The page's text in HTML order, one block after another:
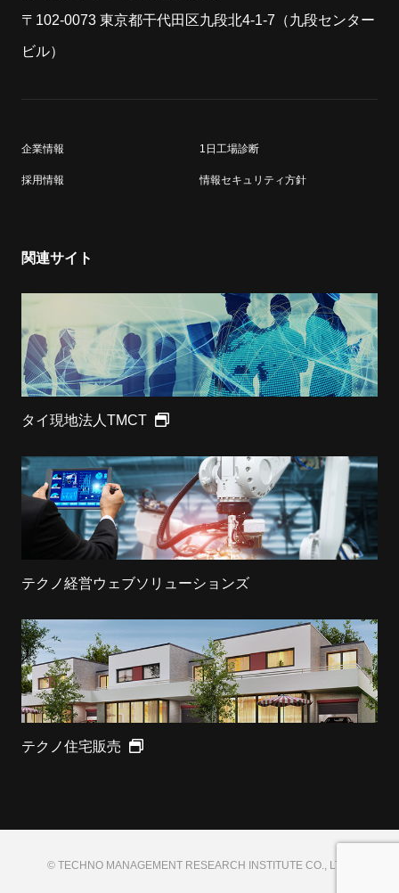
〒102-0073 東京都干代田区九段北4-1-7（九段センター
ビル）
企業情報 1日工場診断
採用情報 情報セキュリティ方針
関連サイト
タイ現地法人TMCT
テクノ経営ウェブソリューションズ
テクノ住宅販売
© TECHNO MANAGEMENT RESEARCH INSTITUTE CO., LTD.